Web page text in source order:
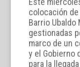
colocación de
Barrio Ubaldo
gestionadas
marco de un
y el Gobierno
para la